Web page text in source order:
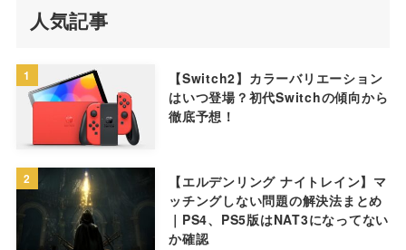
人気記事
1
【Switch2】カラーバリエーション
はいつ登場？初代Switchの傾向から
徹底予想！
2
【エルデンリング ナイトレイン】マ
ッチングしない問題の解決法まとめ
｜PS4、PS5版はNAT3になってない
か確認